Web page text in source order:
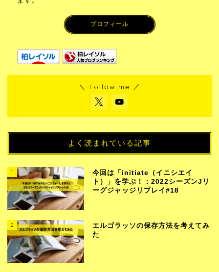
プロフィール
＼ Follow me ／
よく読まれている記事
1
今回は「initiate（イニシエイ
ト）」を学ぶ！：2022シーズンJリ
ーグジャッジリプレイ#18
2
エルゴラッソの保存方法を考えてみ
た